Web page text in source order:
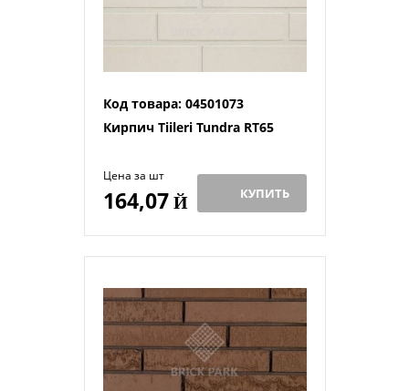
Код товара: 04501073
Кирпич Tiileri Tundra RT65
Цена за шт
164,07Й КУПИТЬ